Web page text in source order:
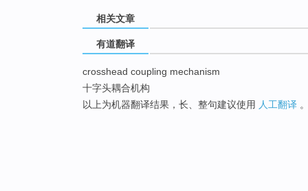
相关文章
有道翻译
crosshead coupling mechanism
十字头耦合机构
以上为机器翻译结果，长、整句建议使用 人工翻译